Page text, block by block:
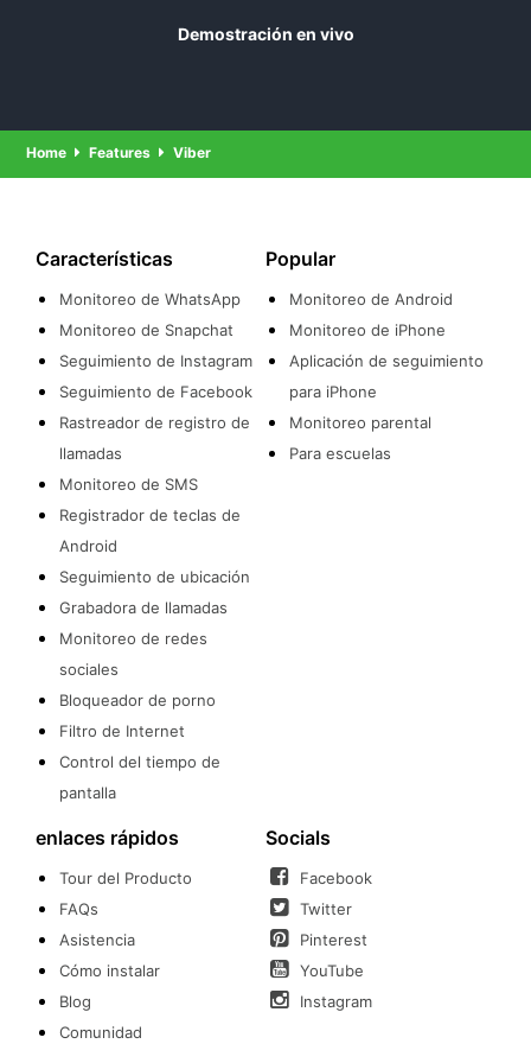
rastreando activamente su Viber.
Esto le ayuda a mantenerse informado sobre su
Demostración en vivo
Home Features Viber
Características
Monitoreo de WhatsApp
Monitoreo de Snapchat
Seguimiento de Instagram
Seguimiento de Facebook
Rastreador de registro de
llamadas
Monitoreo de SMS
Registrador de teclas de
Android
Seguimiento de ubicación
Grabadora de llamadas
Monitoreo de redes
sociales
Bloqueador de porno
Filtro de Internet
Control del tiempo de
pantalla
Popular
Monitoreo de Android
Monitoreo de iPhone
Aplicación de seguimiento
para iPhone
Monitoreo parental
Para escuelas
enlaces rápidos
Tour del Producto
FAQs
Asistencia
Cómo instalar
Blog
Comunidad
Socials
Facebook
Twitter
Pinterest
YouTube
Instagram